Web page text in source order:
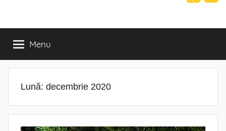
Menu
Lună: decembrie 2020